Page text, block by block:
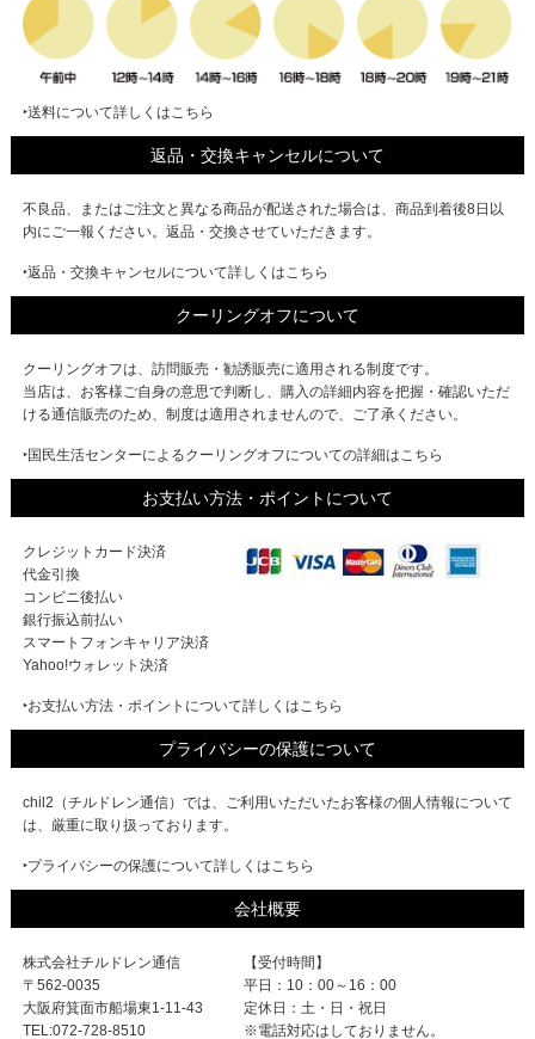
‣送料について詳しくはこちら
返品・交換キャンセルについて
不良品、またはご注文と異なる商品が配送された場合は、商品到着後8日以
内にご一報ください。返品・交換させていただきます。
‣返品・交換キャンセルについて詳しくはこちら
クーリングオフについて
クーリングオフは、訪問販売・勧誘販売に適用される制度です。
当店は、お客様ご自身の意思で判断し、購入の詳細内容を把握・確認いただ
ける通信販売のため、制度は適用されませんので、ご了承ください。
‣国民生活センターによるクーリングオフについての詳細はこちら
お支払い方法・ポイントについて
クレジットカード決済
代金引換
コンビニ後払い
銀行振込前払い
スマートフォンキャリア決済
Yahoo!ウォレット決済
‣お支払い方法・ポイントについて詳しくはこちら
プライバシーの保護について
chil2（チルドレン通信）では、ご利用いただいたお客様の個人情報について
は、厳重に取り扱っております。
‣プライバシーの保護について詳しくはこちら
会社概要
株式会社チルドレン通信
〒562-0035
大阪府箕面市船場東1-11-43
TEL:072-728-8510
【受付時間】
平日：10：00～16：00
定休日：土・日・祝日
※電話対応はしておりません。